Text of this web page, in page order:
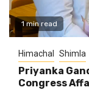
1 min read
Himachal Shimla
Priyanka
Congress